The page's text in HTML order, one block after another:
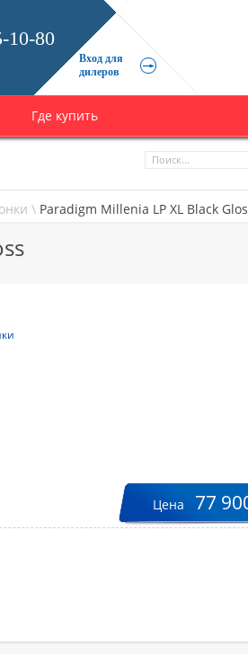
10-80
Вход для
дилеров
Где купить
\ Paradigm Millenia LP XL Black
Цена 77